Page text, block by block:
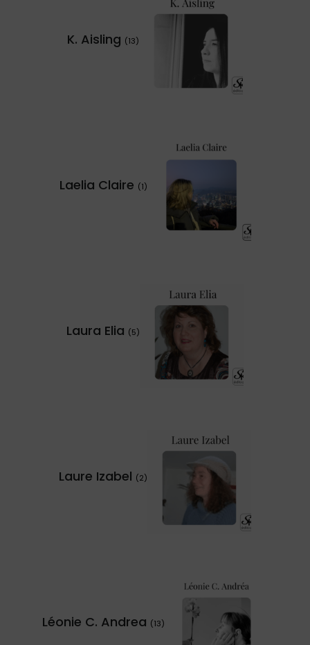
K. Aisling (13)
Laelia Claire (1)
Laura Elia (5)
Laure Izabel (2)
Léonie C. Andrea (13)